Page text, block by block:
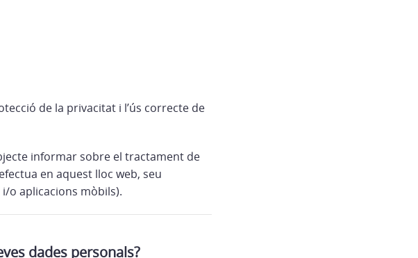
de la privacitat i l’ús correcte de
informar sobre el tractament de
en aquest lloc web, seu
o aplicacions mòbils).
dades personals?